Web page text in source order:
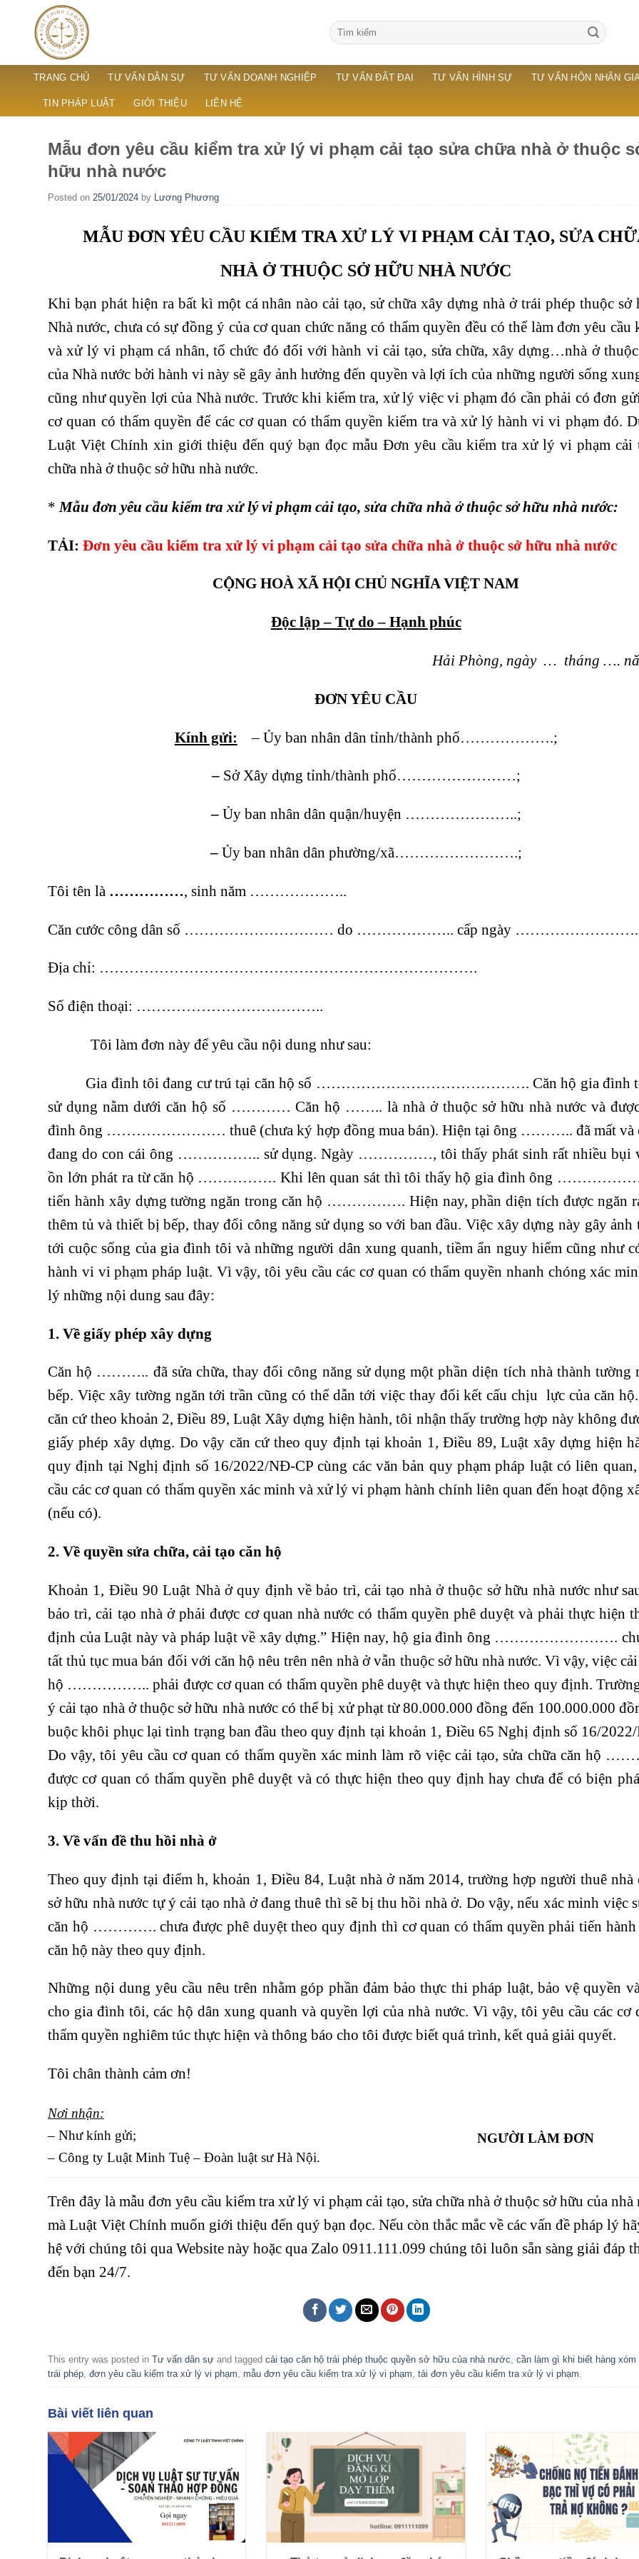
content
TRANG CHỦ TƯ VẤN DÂN SỰ TƯ VẤN DOANH NGHIỆP TƯ VẤN ĐẤT ĐAI TƯ VẤN HÌNH SỰ TƯ VẤN HÔN NHÂN
TIN PHÁP LUẬT GIỚI THIỆU LIÊN HỆ
Mẫu đơn yêu cầu kiểm tra xử lý vi phạm cải tạo sửa chữa nhà ở thuộc
hữu nhà nước
Posted on 25/01/2024 by Lương Phương
MẪU ĐƠN YÊU CẦU KIỂM TRA XỬ LÝ VI PHẠM CẢI TẠO, SỬA
NHÀ Ở THUỘC SỞ HỮU NHÀ NƯỚC
Khi bạn phát hiện ra bất kì một cá nhân nào cải tạo, sử chữa xây dựng nhà ở trái phép thuộc sở
Nhà nước, chưa có sự đồng ý của cơ quan chức năng có thẩm quyền đều có thể làm đơn yêu cầu
và xử lý vi phạm cá nhân, tổ chức đó đối với hành vi cải tạo, sửa chữa, xây dựng…nhà ở
của Nhà nước bởi hành vi này sẽ gây ảnh hưởng đến quyền và lợi ích của những người sống
cũng như quyền lợi của Nhà nước. Trước khi kiểm tra, xử lý việc vi phạm đó cần phải có đơn
cơ quan có thẩm quyền để các cơ quan có thẩm quyền kiểm tra và xử lý hành vi vi phạm đó.
Luật Việt Chính xin giới thiệu đến quý bạn đọc mẫu Đơn yêu cầu kiểm tra xử lý vi phạm cải
chữa nhà ở thuộc sở hữu nhà nước.
* Mẫu đơn yêu cầu kiểm tra xử lý vi phạm cải tạo, sửa chữa nhà ở thuộc sở hữu nhà nước:
TẢI: Đơn yêu cầu kiểm tra xử lý vi phạm cải tạo sửa chữa nhà ở thuộc sở hữu nhà nước
CỘNG HOÀ XÃ HỘI CHỦ NGHĨA VIỆT NAM
Độc lập – Tự do – Hạnh phúc
Hải Phòng, ngày … tháng ….
ĐƠN YÊU CẦU
Kính gửi: – Ủy ban nhân dân tỉnh/thành phố……………….;
–Sở Xây dựng tỉnh/thành phố……………………;
–Ủy ban nhân dân quận/huyện …………………..;
–Ủy ban nhân dân phường/xã…………………….;
Tôi tên là ……………, sinh năm ………………..
Căn cước công dân số ………………………… do ……………….. cấp ngày …………………….
Địa chỉ: ………………………………………………………………….
Số điện thoại: ………………………………..
Tôi làm đơn này để yêu cầu nội dung như sau:
Gia đình tôi đang cư trú tại căn hộ số ……………………………………. Căn hộ gia đình
sử dụng nằm dưới căn hộ số ………… Căn hộ …….. là nhà ở thuộc sở hữu nhà nước và
đình ông …………………… thuê (chưa ký hợp đồng mua bán). Hiện tại ông ……….. đã mất và
đang do con cái ông …………….. sử dụng. Ngày ……………, tôi thấy phát sinh rất nhiều bụi
ồn lớn phát ra từ căn hộ ……………. Khi lên quan sát thì tôi thấy hộ gia đình ông
tiến hành xây dựng tường ngăn trong căn hộ ……………. Hiện nay, phần diện tích được ngăn
thêm tủ và thiết bị bếp, thay đổi công năng sử dụng so với ban đầu. Việc xây dựng này gây ảnh
tới cuộc sống của gia đình tôi và những người dân xung quanh, tiềm ẩn nguy hiểm cũng như
hành vi vi phạm pháp luật. Vì vậy, tôi yêu cầu các cơ quan có thẩm quyền nhanh chóng xác
lý những nội dung sau đây:
1. Về giấy phép xây dựng
Căn hộ ……….. đã sửa chữa, thay đổi công năng sử dụng một phần diện tích nhà thành tường
bếp. Việc xây tường ngăn tới trần cũng có thể dẫn tới việc thay đổi kết cấu chịu lực của căn
căn cứ theo khoản 2, Điều 89, Luật Xây dựng hiện hành, tôi nhận thấy trường hợp này không
giấy phép xây dựng. Do vậy căn cứ theo quy định tại khoản 1, Điều 89, Luật xây dựng hiện
quy định tại Nghị định số 16/2022/NĐ-CP cùng các văn bản quy phạm pháp luật có liên
cầu các cơ quan có thẩm quyền xác minh và xử lý vi phạm hành chính liên quan đến hoạt động
(nếu có).
2. Về quyền sửa chữa, cải tạo căn hộ
Khoản 1, Điều 90 Luật Nhà ở quy định về bảo trì, cải tạo nhà ở thuộc sở hữu nhà nước như
bảo trì, cải tạo nhà ở phải được cơ quan nhà nước có thẩm quyền phê duyệt và phải thực hiện
định của Luật này và pháp luật về xây dựng.” Hiện nay, hộ gia đình ông …………………….
tất thủ tục mua bán đối với căn hộ nêu trên nên nhà ở vẫn thuộc sở hữu nhà nước. Vì vậy, việc cải
hộ …………….. phải được cơ quan có thẩm quyền phê duyệt và thực hiện theo quy định.
ý cải tạo nhà ở thuộc sở hữu nhà nước có thể bị xử phạt từ 80.000.000 đồng đến 100.000.000
buộc khôi phục lại tình trạng ban đầu theo quy định tại khoản 1, Điều 65 Nghị định số 16/
Do vậy, tôi yêu cầu cơ quan có thẩm quyền xác minh làm rõ việc cải tạo, sửa chữa căn hộ
được cơ quan có thẩm quyền phê duyệt và có thực hiện theo quy định hay chưa để có biện
kịp thời.
3. Về vấn đề thu hồi nhà ở
Theo quy định tại điểm h, khoản 1, Điều 84, Luật nhà ở năm 2014, trường hợp người thuê nhà
sở hữu nhà nước tự ý cải tạo nhà ở đang thuê thì sẽ bị thu hồi nhà ở. Do vậy, nếu xác minh việc
căn hộ …………. chưa được phê duyệt theo quy định thì cơ quan có thẩm quyền phải tiến
căn hộ này theo quy định.
Những nội dung yêu cầu nêu trên nhằm góp phần đảm bảo thực thi pháp luật, bảo vệ quyền
cho gia đình tôi, các hộ dân xung quanh và quyền lợi của nhà nước. Vì vậy, tôi yêu cầu các cơ
thẩm quyền nghiêm túc thực hiện và thông báo cho tôi được biết quá trình, kết quả giải quyết.
Tôi chân thành cảm ơn!
Nơi nhận:
– Như kính gửi;
– Công ty Luật Minh Tuệ – Đoàn luật sư Hà Nội.
NGƯỜI LÀM ĐƠN
Trên đây là mẫu đơn yêu cầu kiểm tra xử lý vi phạm cải tạo, sửa chữa nhà ở thuộc sở hữu của nhà
mà Luật Việt Chính muốn giới thiệu đến quý bạn đọc. Nếu còn thắc mắc về các vấn đề pháp lý
hệ với chúng tôi qua Website này hoặc qua Zalo 0911.111.099 chúng tôi luôn sẵn sàng giải đáp
đến bạn 24/7.
This entry was posted in Tư vấn dân sự and tagged cải tạo căn hộ trái phép thuộc quyền sở hữu của nhà nước, cần làm gì khi biết hàng xóm
trái phép, đơn yêu cầu kiểm tra xử lý vi phạm, mẫu đơn yêu cầu kiểm tra xử lý vi phạm, tải đơn yêu cầu kiểm tra xử lý vi phạm.
Bài viết liên quan